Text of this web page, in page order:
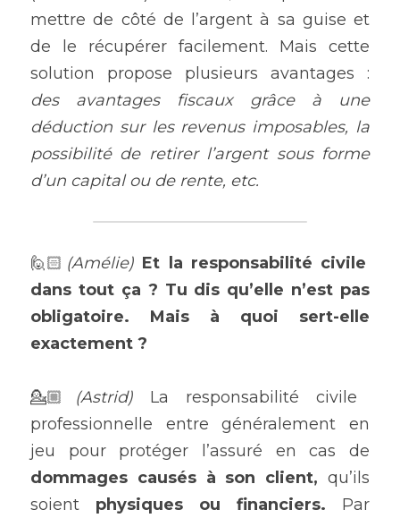
mettre de côté de l’argent à sa guise et
de le récupérer facilement. Mais cette
solution propose plusieurs avantages :
des avantages fiscaux grâce à une
déduction sur les revenus imposables, la
possibilité de retirer l’argent sous forme
d’un capital ou de rente, etc.
🙋🏻 (Amélie) Et la responsabilité civile
dans tout ça ? Tu dis qu’elle n’est pas
obligatoire. Mais à quoi sert-elle
exactement ?
💁🏼 (Astrid) La responsabilité civile
professionnelle entre généralement en
dommages causés à son client, qu’ils
soient physiques ou financiers. Par